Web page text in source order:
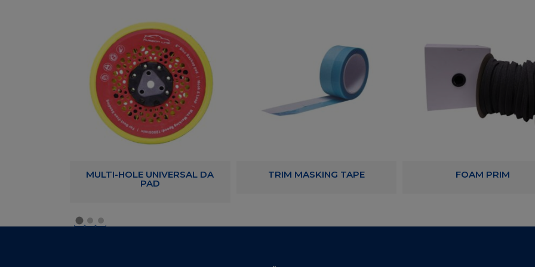
MULTI-HOLE UNIVERSAL DA
PAD
TRIM MASKING TAPE FOAM PRIM